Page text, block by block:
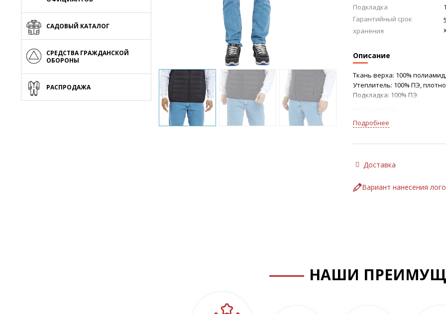
САДОВЫЙ КАТАЛОГ
СРЕДСТВА ГРАЖДАНСКОЙ
ОБОРОНЫ
РАСПРОДАЖА
Описание
Ткань верха: 100%
Утеплитель: 100% ПЭ,
Подкладка: 100% ПЭ
ГОС Т 25295-2003
• выстеган с утеплителем
• центральная застёжка на
• низ куртки, пройма
Подкладка
Гарантийный срок
хранения
Подробнее
Доставка
Вариант нанесения
НАШИ